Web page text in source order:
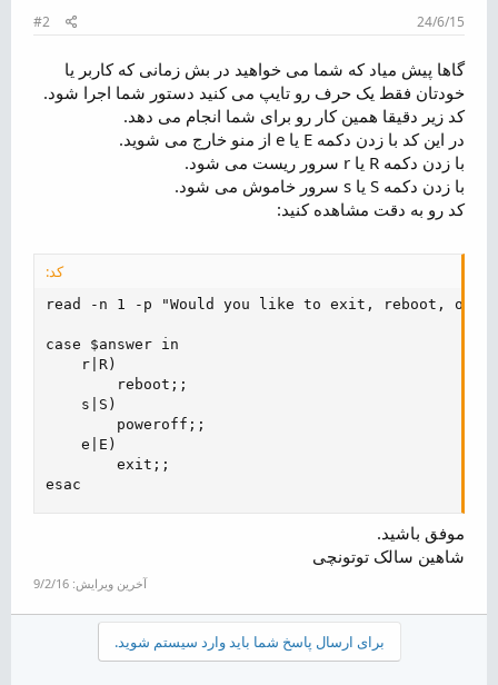
24/6/15
#2
گاها پیش میاد که شما می خواهید در بش زمانی که کاربر یا
خودتان فقط یک حرف رو تایپ می کنید دستور شما اجرا شود.
کد زیر دقیقا همین کار رو برای شما انجام می دهد.
در این کد با زدن دکمه E یا e از منو خارج می شوید.
با زدن دکمه R یا r سرور ریست می شود.
با زدن دکمه S یا s سرور خاموش می شود.
کد رو به دقت مشاهده کنید:
کد:
read -n 1 -p "Would you like to exit, reboot, or
case $answer in
    r|R)
        reboot;;
    s|S)
        poweroff;;
    e|E)
        exit;;
esac
موفق باشید.
شاهین سالک توتونچی
آخرین ویرایش: 9/2/16
برای ارسال پاسخ شما باید وارد سیستم شوید.